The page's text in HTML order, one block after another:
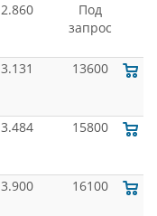
2.860
Под
запрос
3.131 13600
3.484 15800
3.900 16100